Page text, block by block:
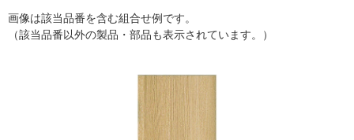
画像は該当品番を含む組合せ例です。
（該当品番以外の製品・部品も表示されています。）